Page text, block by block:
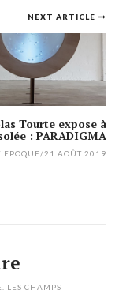
NEXT ARTICLE
Tourte expose à
: PARADIGMA
EPOQUE/21 AOÛT 2019
LES CHAMPS